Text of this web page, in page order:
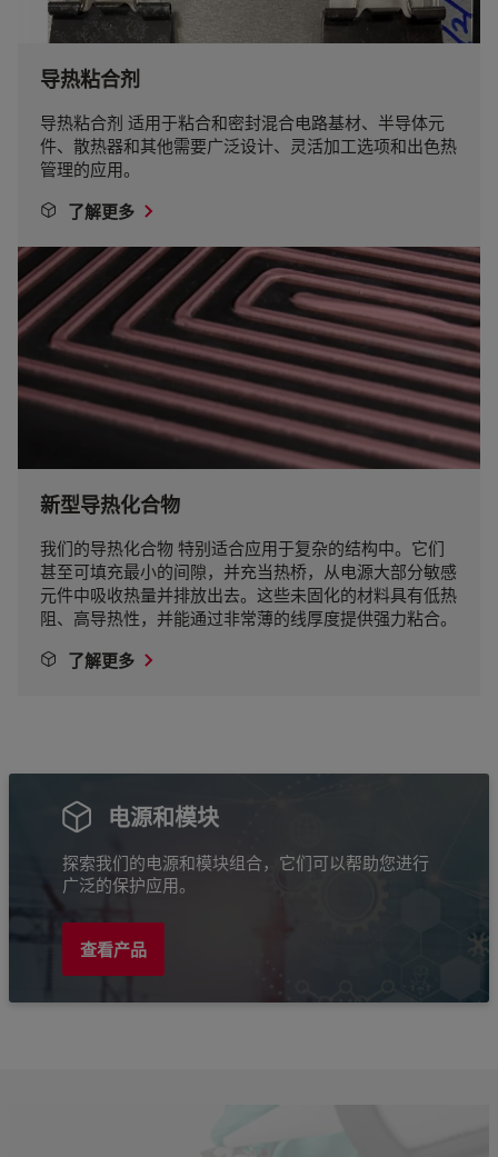
导热粘合剂
导热粘合剂 适用于粘合和密封混合电路基材、半导体元
件、散热器和其他需要广泛设计、灵活加工选项和出色热
管理的应用。
了解更多
新型导热化合物
我们的导热化合物 特别适合应用于复杂的结构中。它们
甚至可填充最小的间隙，并充当热桥，从电源大部分敏感
元件中吸收热量并排放出去。这些未固化的材料具有低热
阻、高导热性，并能通过非常薄的线厚度提供强力粘合。
了解更多
电源和模块
探索我们的电源和模块组合，它们可以帮助您进行
广泛的保护应用。
查看产品